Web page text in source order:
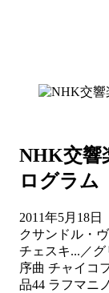
NHK交響
ログラム
2011年5月18
クサンドル・
チェスキ...／グ
序曲 チャイコ
品44 ラフマニ